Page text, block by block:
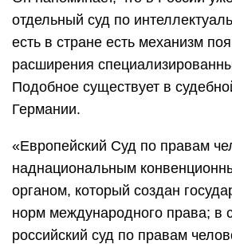
отдельный суд по
есть в стране есть механизм
расширения
Подобное существует в
Германии.
«Европейский Суд по правам
наднациональным
органом, который создан
норм международного права; в
российский суд по правам